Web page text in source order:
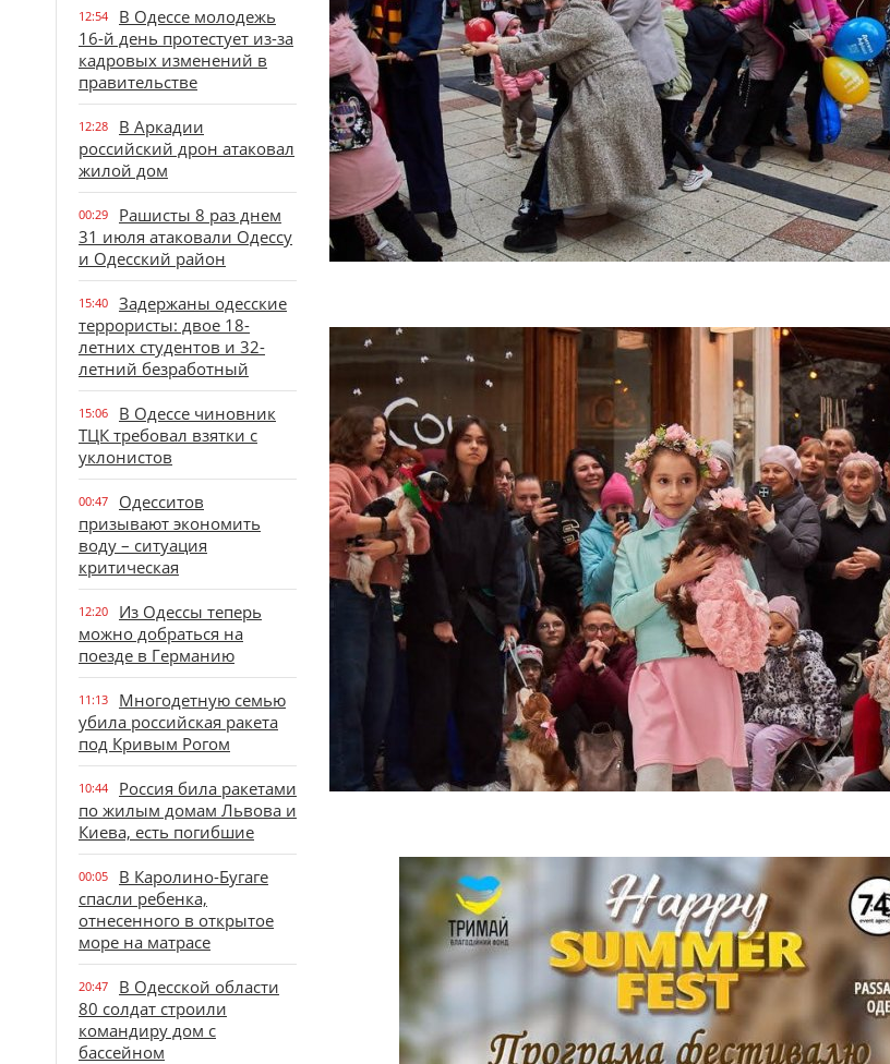
12:54
В Одессе молодежь
16-й день протестует из-за
кадровых изменений в
правительстве
12:28
В Аркадии
российский дрон атаковал
жилой дом
00:29
Рашисты 8 раз днем
31 июля атаковали Одессу
и Одесский район
15:40
Задержаны одесские
террористы: двое 18-
летних студентов и 32-
летний безработный
15:06
В Одессе чиновник
ТЦК требовал взятки с
уклонистов
00:47
Одесситов
призывают экономить
воду – ситуация
критическая
12:20
Из Одессы теперь
можно добраться на
поезде в Германию
11:13
Многодетную семью
убила российская ракета
под Кривым Рогом
10:44
Россия била ракетами
по жилым домам Львова и
Киева, есть погибшие
00:05
В Каролино-Бугаге
спасли ребенка,
отнесенного в открытое
море на матрасе
20:47
В Одесской области
80 солдат строили
командиру дом с
бассейном